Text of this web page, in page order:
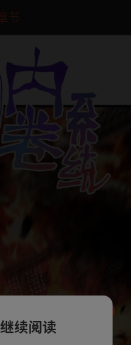
节
续阅读